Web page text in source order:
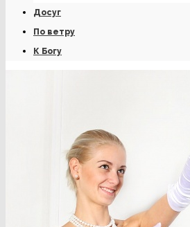
Досуг
По ветру
К Богу